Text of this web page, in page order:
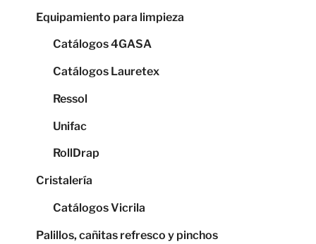
Equipamiento para limpieza
Catálogos 4GASA
Catálogos Lauretex
Ressol
Unifac
RollDrap
Cristalería
Catálogos Vicrila
Palillos, cañitas refresco y pinchos